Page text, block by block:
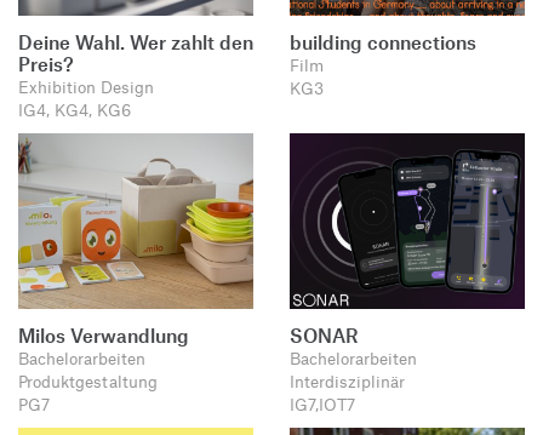
Deine Wahl. Wer zahlt den
Preis?
Exhibition Design
IG4, KG4, KG6
building connections
Film
KG3
Milos Verwandlung
Bachelorarbeiten
Produktgestaltung
PG7
SONAR
Bachelorarbeiten
Interdisziplinär
IG7,IOT7